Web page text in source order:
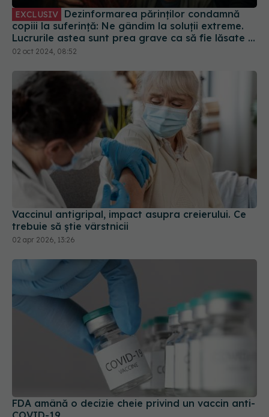
EXCLUSIV Dezinformarea părinților condamnă
copiii la suferință: Ne gândim la soluții extreme.
Lucrurile astea sunt prea grave ca să fie lăsate la
decizia unor părinți care trăiesc într-o lume
paralelă
Vaccinul antigripal, impact asupra creierului. Ce
trebuie să știe vârstnicii
02 apr 2026, 13:26
FDA amână o decizie cheie privind un vaccin anti-
COVID-19